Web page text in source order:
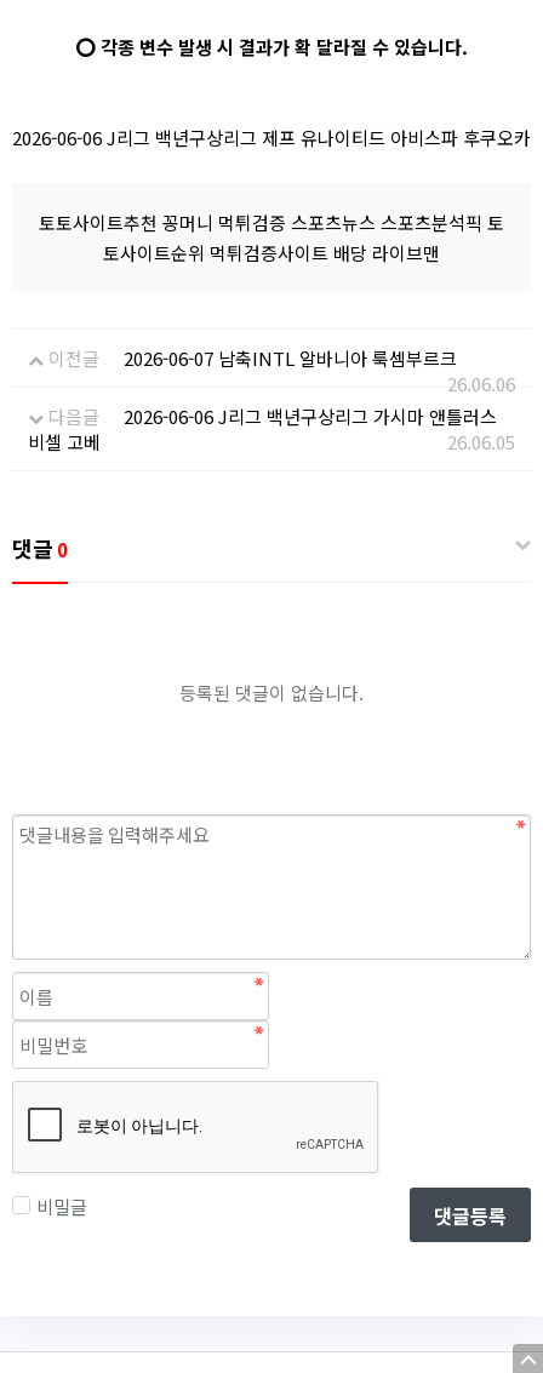
⭕ 각종 변수 발생 시 결과가 확 달라질 수 있습니다.
2026-06-06 J리그 백년구상리그 제프 유나이티드 아비스파 후쿠오카
토토사이트추천 꽁머니 먹튀검증 스포츠뉴스 스포츠분석픽 토
토사이트순위 먹튀검증사이트 배당 라이브맨
이전글
2026-06-07 남축INTL 알바니아 룩셈부르크
26.06.06
다음글
2026-06-06 J리그 백년구상리그 가시마 앤틀러스
비셀 고베
26.06.05
댓글 0
등록된 댓글이 없습니다.
비밀글 댓글등록